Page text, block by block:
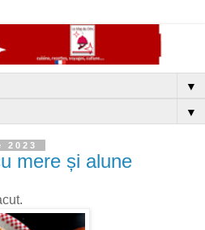
▼
▼
2023
mere și alune